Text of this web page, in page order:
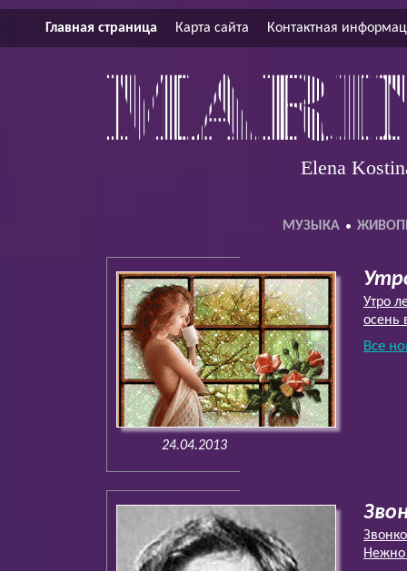
Главная страница Карта сайта Контактная
Elena
МУЗЫКА
24.04.2013
Утро
осень
Все
Нежно